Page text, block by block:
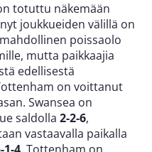
totuttu näkemään
joukkueiden välillä on
poissaolo
mutta paikkaajia
edellisestä
on voittanut
Swansea on
saldolla 2-2-6,
vastaavalla paikalla